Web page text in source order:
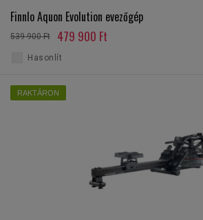
Finnlo Aquon Evolution evezőgép
539 900 Ft 479 900 Ft
Hasonlít
RAKTÁRON